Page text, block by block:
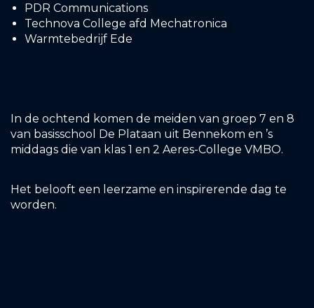
PDR Communications
Technova College afd Mechatronica
Warmtebedrijf Ede
In de ochtend komen de meiden van groep 7 en 8
van basisschool De Plataan uit Bennekom en ’s
middags die van klas 1 en 2 Aeres-College VMBO.
Het belooft een leerzame en inspirerende dag te
worden.